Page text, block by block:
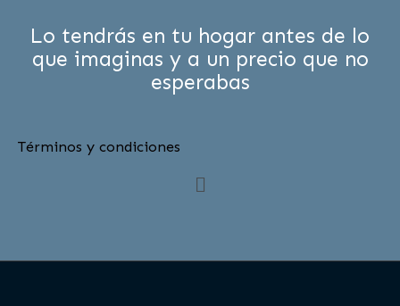
Lo tendrás en tu hogar antes de lo
que imaginas y a un precio que no
esperabas
Términos y condiciones
Menú